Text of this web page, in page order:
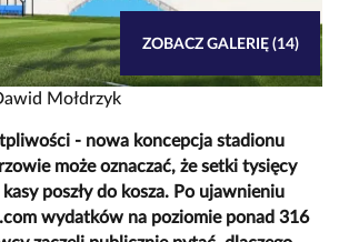
Mołdrzyk
ZOBACZ GALERIĘ (14)
- nowa koncepcja stadionu
może oznaczać, że setki tysięcy
poszły do kosza. Po ujawnieniu
wydatków na poziomie ponad 316